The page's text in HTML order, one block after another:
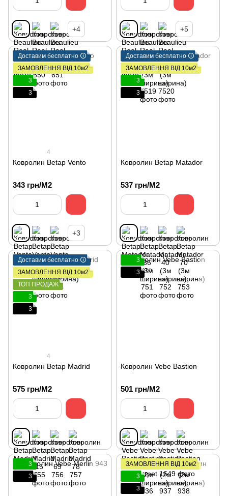
+4 +5
Доставим бесплатно 🛈
ЗАМОВЛЕННЯ ВІД 10м2
3
3
4
Ковролин Betap Vento
343 грн/М2
+3
Доставим бесплатно 🛈
ЗАМОВЛЕННЯ ВІД 10м2
3
3
Ковролин Betap Matador
537 грн/М2
Доставим бесплатно 🛈
ЗАМОВЛЕННЯ ВІД 10м2
ТОП ПРОДАЖ
3
3
4
Ковролин Betap Madrid
575 грн/М2
3
3
Ковролин Vebe Bastion
501 грн/М2
3
3
ЗАМОВЛЕННЯ ВІД 10м2
3
3